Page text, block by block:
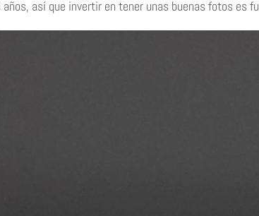
así que invertir en tener unas buenas fotos es